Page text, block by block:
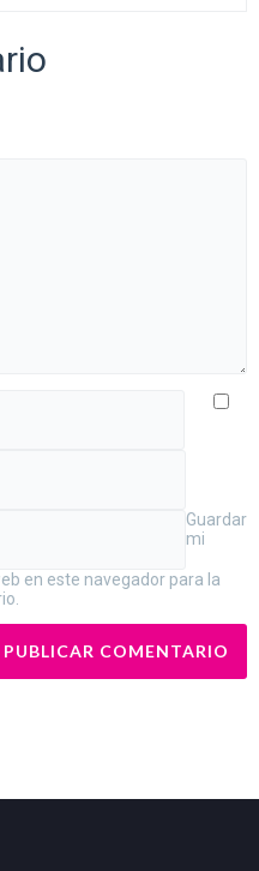
Guardar
mi
en este navegador para la